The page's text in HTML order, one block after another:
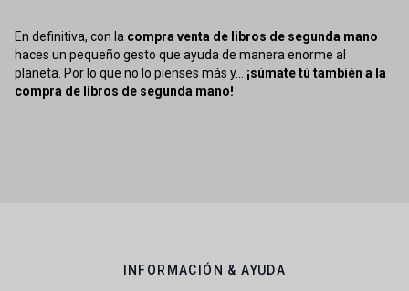
En definitiva, con la compra venta de libros de segunda mano
haces un pequeño gesto que ayuda de manera enorme al
planeta. Por lo que no lo pienses más y... ¡súmate tú también a la
compra de libros de segunda mano!
INFORMACIÓN & AYUDA